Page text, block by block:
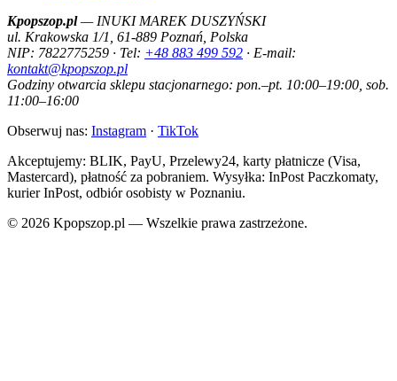
Kpopszop.pl— INUKI MAREK DUSZYŃSKI
ul. Krakowska 1/1, 61-889 Poznań, Polska
NIP: 7822775259 · Tel: +48 883 499 592 · E-mail:
kontakt@kpopszop.pl
Godziny otwarcia sklepu stacjonarnego: pon.–pt. 10:00–19:00, sob.
11:00–16:00
Obserwuj nas: Instagram · TikTok
Akceptujemy: BLIK, PayU, Przelewy24, karty płatnicze (Visa,
Mastercard), płatność za pobraniem. Wysyłka: InPost Paczkomaty,
kurier InPost, odbiór osobisty w Poznaniu.
© 2026 Kpopszop.pl — Wszelkie prawa zastrzeżone.